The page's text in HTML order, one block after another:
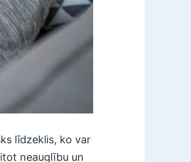
līdzeklis, ko var
neauglību un